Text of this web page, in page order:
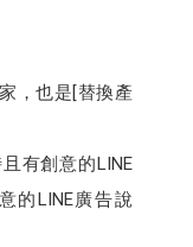
，也是[替換產
有創意的LINE
的LINE廣告說